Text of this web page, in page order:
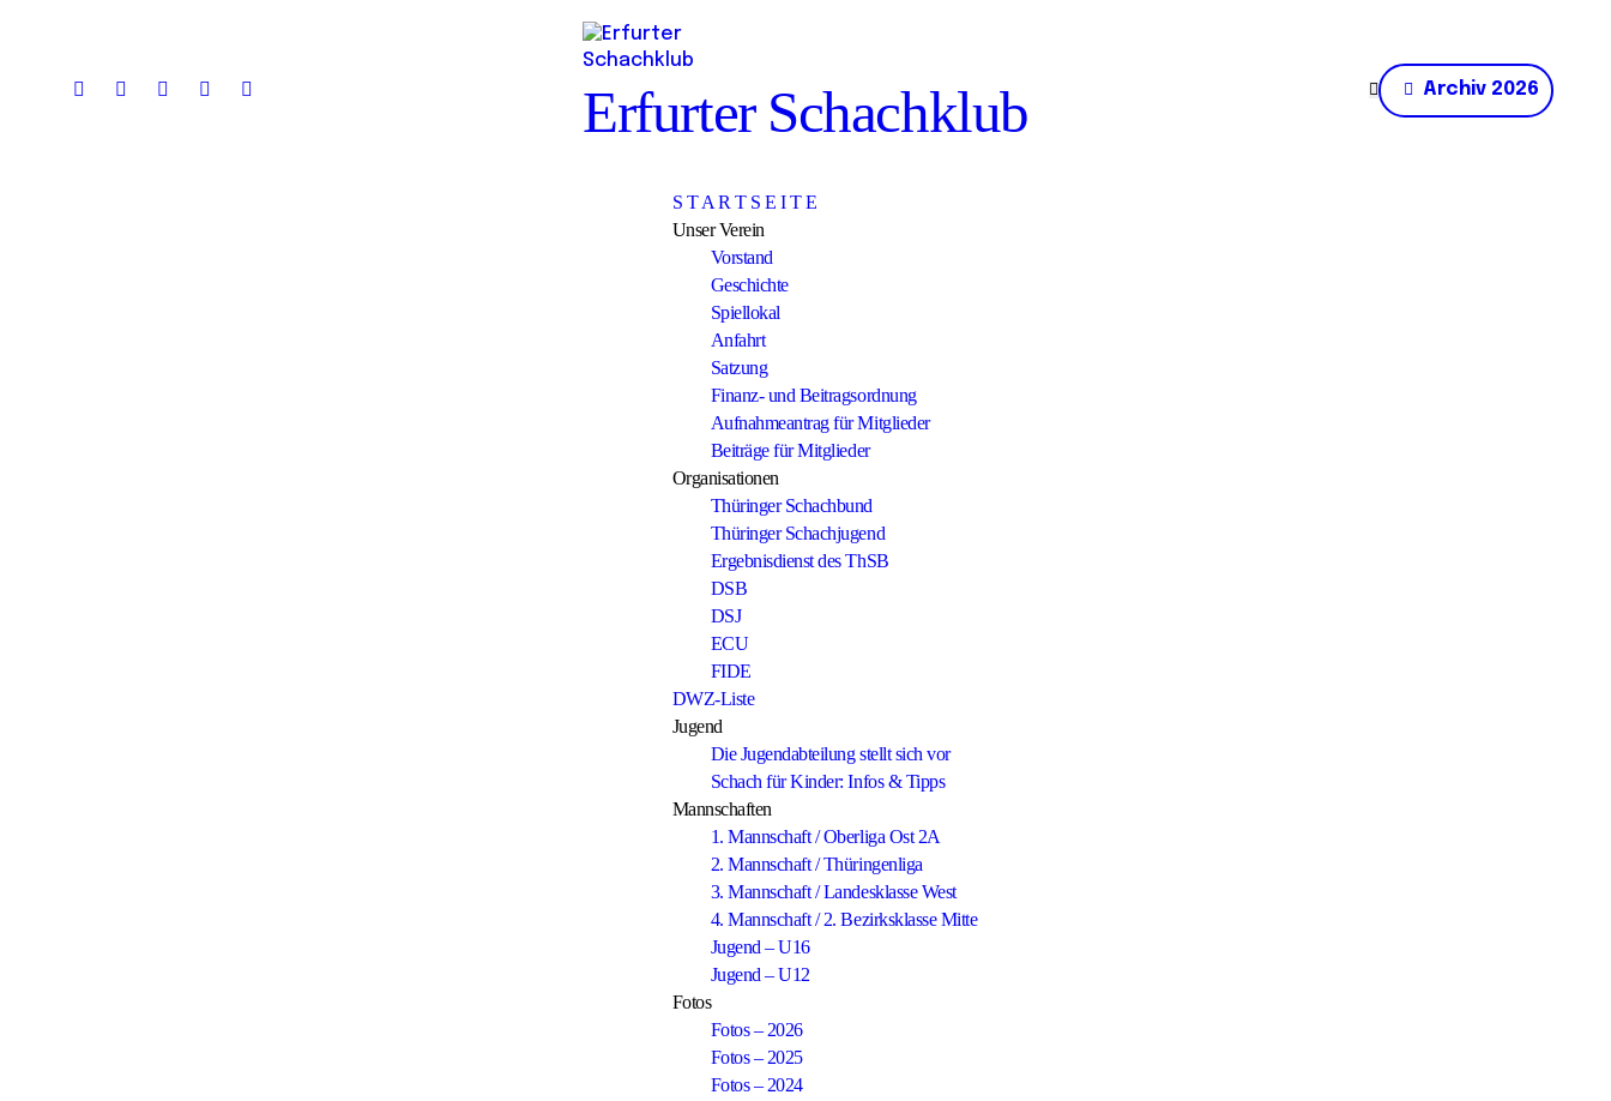
Erfurter Schachklub Archiv 2026
S T A R T S E I T E
Unser Verein
Vorstand
Geschichte
Spiellokal
Anfahrt
Satzung
Finanz- und Beitragsordnung
Aufnahmeantrag für Mitglieder
Beiträge für Mitglieder
Organisationen
Thüringer Schachbund
Thüringer Schachjugend
Ergebnisdienst des ThSB
DSB
DSJ
ECU
FIDE
DWZ-Liste
Jugend
Die Jugendabteilung stellt sich vor
Schach für Kinder: Infos & Tipps
Mannschaften
1. Mannschaft / Oberliga Ost 2A
2. Mannschaft / Thüringenliga
3. Mannschaft / Landesklasse West
4. Mannschaft / 2. Bezirksklasse Mitte
Jugend – U16
Jugend – U12
Fotos
Fotos – 2026
Fotos – 2025
Fotos – 2024